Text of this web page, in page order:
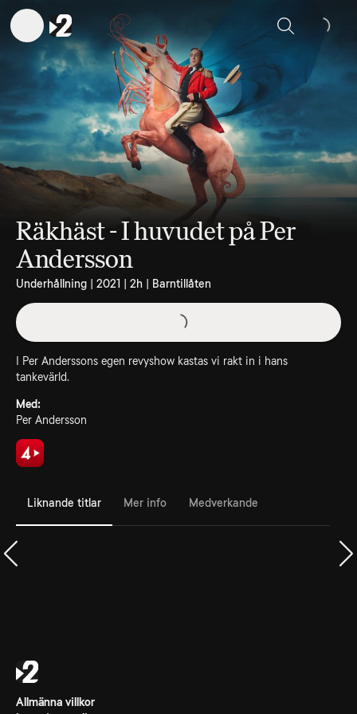
Sök
Räkhäst - I huvudet på Per
Andersson
Underhållning | 2021 | 2h | Barntillåten
I Per Anderssons egen revyshow kastas vi rakt in i hans
tankevärld.
Med:
Per Andersson
Liknande titlar Mer info Medverkande
Allmänna villkor